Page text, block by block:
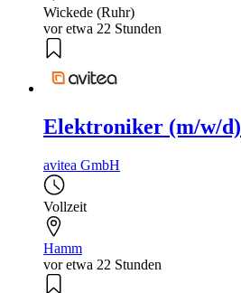
Wickede (Ruhr)
vor etwa 22 Stunden
Elektroniker (m/w/d)
avitea GmbH
Vollzeit
Hamm
vor etwa 22 Stunden